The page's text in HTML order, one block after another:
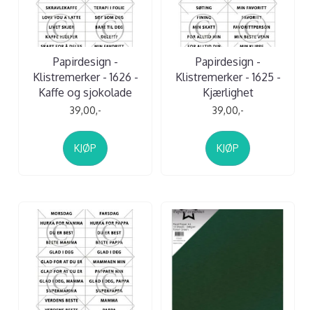
Papirdesign -
Klistremerker - 1626 -
Kaffe og sjokolade
39,00,-
KJØP
Papirdesign -
Klistremerker - 1625 -
Kjærlighet
39,00,-
KJØP